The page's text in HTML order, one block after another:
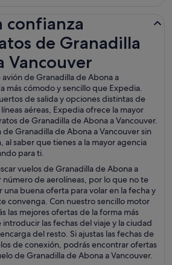
confianza
de Granadilla
Vancouver
de Granadilla de Abona a
más cómodo y sencillo que Expedia.
de salida y opciones distintas de
aéreas, Expedia ofrece la mayor
de Granadilla de Abona a Vancouver.
Granadilla de Abona a Vancouver sin
saber que tienes a la mayor agencia
para ti.
vuelos de Granadilla de Abona a
número de aerolíneas, por lo que no te
una buena oferta para volar en la fecha y
convenga. Con nuestro sencillo motor
las mejores ofertas de la forma más
las fechas del viaje y la ciudad
del resto. Si ajustas las fechas de
de conexión, podrás encontrar ofertas
de Granadilla de Abona a Vancouver.
de Abona a Vancouver